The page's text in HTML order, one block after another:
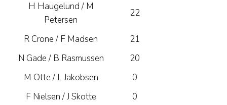
H Haugelund / M
Petersen
22
R Crone / F Madsen
21
N Gade / B Rasmussen
20
M Otte / L Jakobsen
0
F Nielsen / J Skotte
0